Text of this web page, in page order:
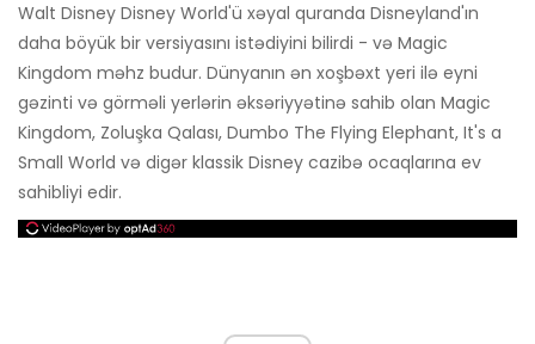
Walt Disney Disney World'ü xəyal quranda Disneyland'ın
daha böyük bir versiyasını istədiyini bilirdi - və Magic
Kingdom məhz budur. Dünyanın ən xoşbəxt yeri ilə eyni
gəzinti və görməli yerlərin əksəriyyətinə sahib olan Magic
Kingdom, Zoluşka Qalası, Dumbo The Flying Elephant, It's a
Small World və digər klassik Disney cazibə ocaqlarına ev
sahibliyi edir.